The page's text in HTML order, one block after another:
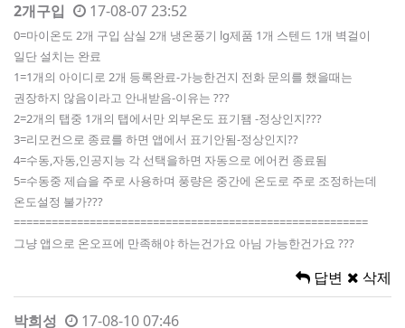
2개구입 17-08-07 23:52
0=마이온도 2개 구입 삼실 2개 냉온풍기 lg제품 1개 스텐드 1개 벽걸이
일단 설치는 완료
1=1개의 아이디로 2개 등록완료-가능한건지 전화 문의를 했을때는
권장하지 않음이라고 안내받음-이유는 ???
2=2개의 탭중 1개의 탭에서만 외부온도 표기됌 -정상인지???
3=리모컨으로 종료를 하면 앱에서 표기안됨-정상인지??
4=수동,자동,인공지능 각 선택을하면 자동으로 에어컨 종료됨
5=수동중 제습을 주로 사용하며 풍량은 중간에 온도로 주로 조정하는데
온도설정 불가???
========================================================
그냥 앱으로 온오프에 만족해야 하는건가요 아님 가능한건가요 ???
답변 삭제
박희성 17-08-10 07:46